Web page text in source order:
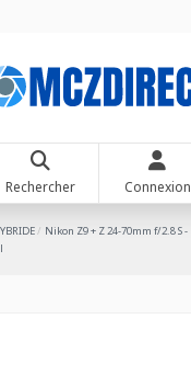
Rechercher Connexion
Nikon Z9 + Z 24-70mm f/2.8 S -